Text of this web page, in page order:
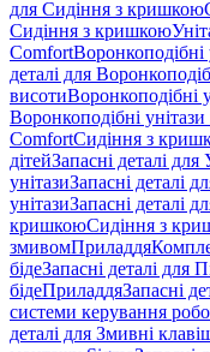
для Сидіння з кришкою
Сидіння з кришкою
ComfortВоронкоподібні
деталі для
висотиВоронкоподібні
Воронкоподібні
ComfortСидіння з
дітейЗапасні деталі для
унітазиЗапасні деталі
унітазиЗапасні деталі
кришкоюСидіння з
змивомПриладдя
бідеЗапасні деталі для
бідеПриладдяЗапасні
системи керування
деталі для Змивні